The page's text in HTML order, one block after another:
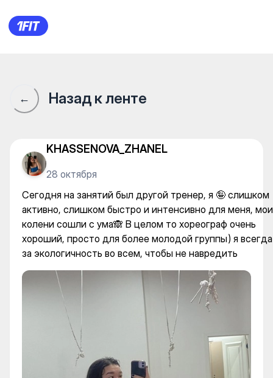
Сегодня на занятий был
← Назад к ленте
KHASSENOVA_ZHANEL
28 октября
Сегодня на занятий был другой тренер, я 🤪 слишком
активно, слишком быстро и интенсивно для меня, мои
колени сошли с ума🙈 В целом то хореограф очень
хороший, просто для более молодой группы) я всегда
за экологичность во всем, чтобы не навредить